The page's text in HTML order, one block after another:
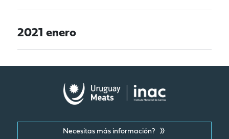
2021 enero
Necesitas más información?